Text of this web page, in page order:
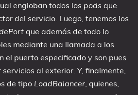
engloban todos los pods que
del servicio. Luego, tenemos los
que además de todo lo
mediante una llamada a los
el puerto especificado y son pues
al exterior. Y, finalmente,
de tipo LoadBalancer, quienes,